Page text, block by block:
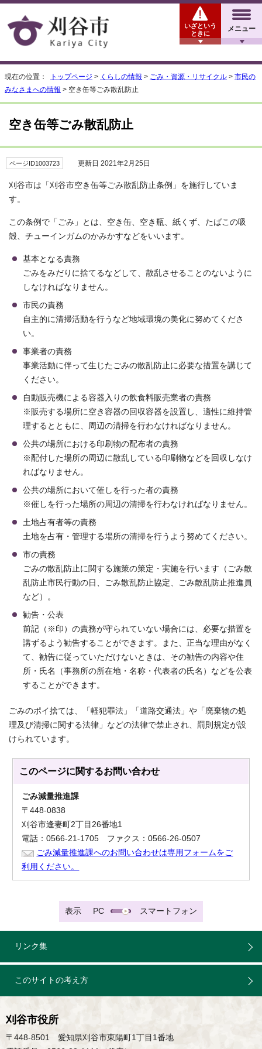
メニュー
いざという
ときに
現在の位置： トップページ > くらしの情報 > ごみ・資源・リサイクル > 市民の
みなさまへの情報 > 空き缶等ごみ散乱防止
空き缶等ごみ散乱防止
ページID1003723 更新日 2021年2月25日
刈谷市は「刈谷市空き缶等ごみ散乱防止条例」を施行していま
す。
この条例で「ごみ」とは、空き缶、空き瓶、紙くず、たばこの吸
殻、チューインガムのかみかすなどをいいます。
基本となる責務
ごみをみだりに捨てるなどして、散乱させることのないように
しなければなりません。
市民の責務
自主的に清掃活動を行うなど地域環境の美化に努めてくださ
い。
事業者の責務
事業活動に伴って生じたごみの散乱防止に必要な措置を講じて
ください。
自動販売機による容器入りの飲食料販売業者の責務
※販売する場所に空き容器の回収容器を設置し、適性に維持管
理するとともに、周辺の清掃を行わなければなりません。
公共の場所における印刷物の配布者の責務
※配付した場所の周辺に散乱している印刷物などを回収しなけ
ればなりません。
公共の場所において催しを行った者の責務
※催しを行った場所の周辺の清掃を行わなければなりません。
土地占有者等の責務
土地を占有・管理する場所の清掃を行うよう努めてください。
市の責務
ごみの散乱防止に関する施策の策定・実施を行います（ごみ散
乱防止市民行動の日、ごみ散乱防止協定、ごみ散乱防止推進員
など）。
勧告・公表
前記（※印）の責務が守られていない場合には、必要な措置を
講ずるよう勧告することができます。また、正当な理由がなく
て、勧告に従っていただけないときは、その勧告の内容や住
所・氏名（事務所の所在地・名称・代表者の氏名）などを公表
することができます。
ごみのポイ捨ては、「軽犯罪法」「道路交通法」や「廃棄物の処
理及び清掃に関する法律」などの法律で禁止され、罰則規定が設
けられています。
このページに関するお問い合わせ
ごみ減量推進課
〒448-0838
刈谷市逢妻町2丁目26番地1
電話：0566-21-1705 ファクス：0566-26-0507
ごみ減量推進課へのお問い合わせは専用フォームをご
利用ください。
表示 PC スマートフォン
リンク集
このサイトの考え方
刈谷市役所
〒448-8501 愛知県刈谷市東陽町1丁目1番地